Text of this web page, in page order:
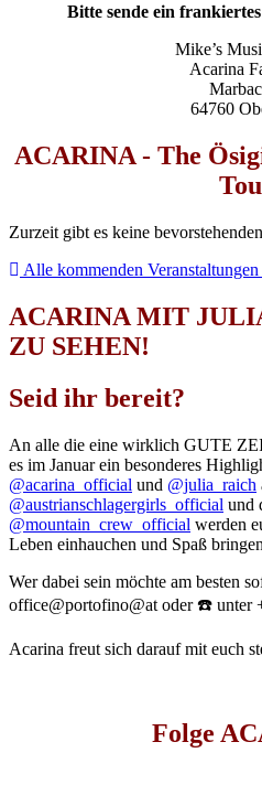
Bitte sende ein
Mike’s
Acarina
64760
ACARINA - The
Zurzeit gibt es keine
Alle kommenden Veranstaltungen
ACARINA MIT
ZU SEHEN!
Seid ihr bereit?
An alle die eine wirklich GUTE
es im Januar ein besonderes
@acarina_official und @julia_raich
@austrianschlagergirls_official und
@mountain_crew_official werden
Leben einhauchen und Spaß
Wer dabei sein möchte am besten
office@portofino@at oder ☎️ unter
Acarina freut sich darauf mit euch
Folge